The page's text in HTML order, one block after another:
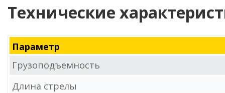
Технические
Параметр
Грузоподъемность
Длина стрелы